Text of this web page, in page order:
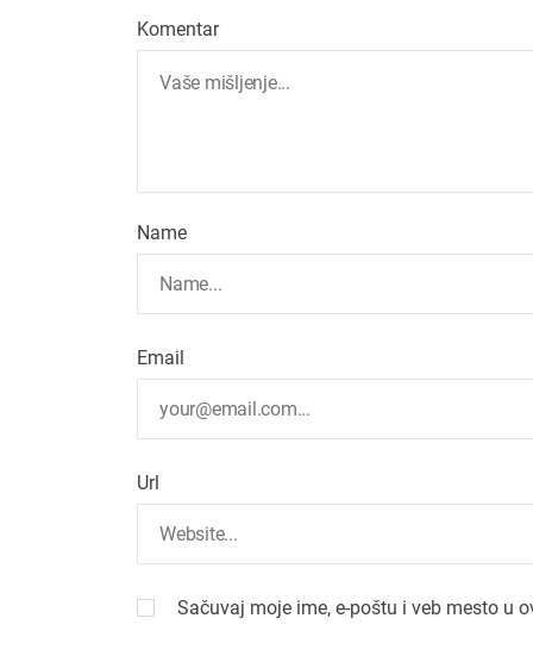
Komentar
Name
Email
Url
Sačuvaj moje ime, e-poštu i veb mesto u